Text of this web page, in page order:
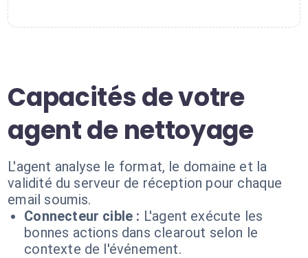
Capacités de votre
agent de nettoyage
L'agent analyse le format, le domaine et la
validité du serveur de réception pour chaque
email soumis.
Connecteur cible : L'agent exécute les
bonnes actions dans clearout selon le
contexte de l'événement.